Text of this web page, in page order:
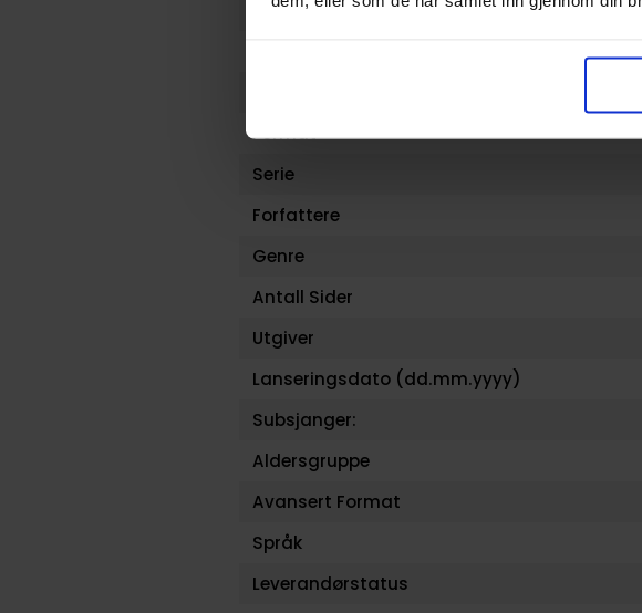
Varenummer
Format
Serie
Forfattere
Genre
Antall Sider
Utgiver
Lanseringsdato (dd.mm.yyyy)
Subsjanger:
Aldersgruppe
Avansert Format
Språk
Leverandørstatus